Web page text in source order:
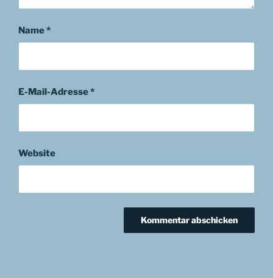
Name*
E-Mail-Adresse*
Website